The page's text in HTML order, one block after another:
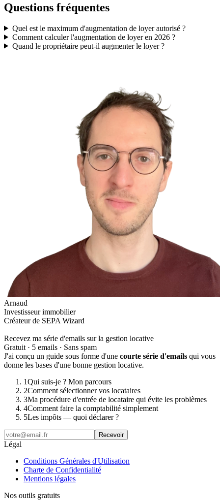
Questions fréquentes
Quel est le maximum d'augmentation de loyer autorisé ?
Comment calculer l'augmentation de loyer en 2026 ?
Quand le propriétaire peut-il augmenter le loyer ?
Arnaud
Investisseur immobilier
Créateur de SEPA Wizard
Recevez ma série d'emails sur la gestion locative
Gratuit · 5 emails · Sans spam
J'ai conçu un guide sous forme d'une courte série d'emails qui vous
donne les bases d'une bonne gestion locative.
1Qui suis-je ? Mon parcours
2Comment sélectionner vos locataires
3Ma procédure d'entrée de locataire qui évite les problèmes
4Comment faire la comptabilité simplement
5Les impôts — quoi déclarer ?
Recevoir
Légal
Conditions Générales d'Utilisation
Charte de Confidentialité
Mentions légales
Nos outils gratuits